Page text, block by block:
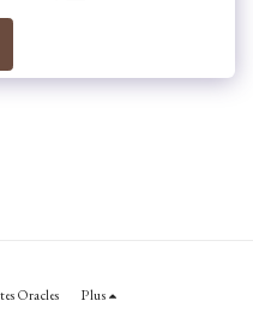
Oracles Plus